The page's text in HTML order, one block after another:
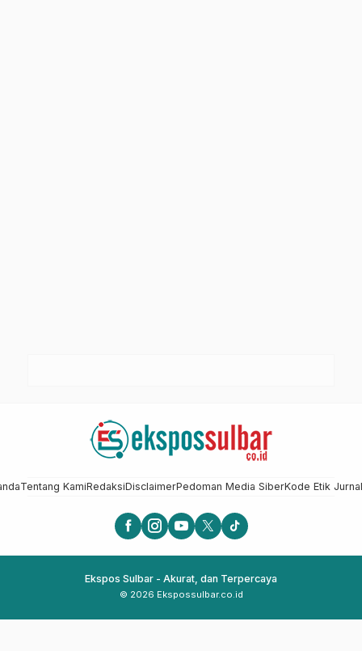
Tentang KamiRedaksiDisclaimerPedoman Media SiberKode Etik
Ekspos Sulbar - Akurat, dan Terpercaya
© 2026 Ekspossulbar.co.id